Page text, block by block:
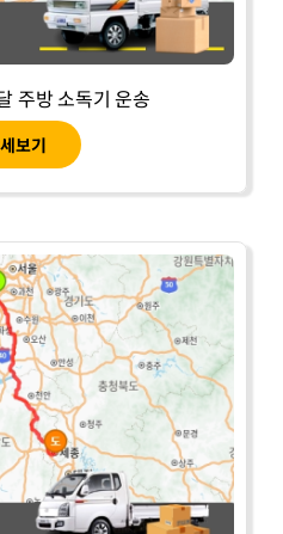
주방 소독기 운송
보기